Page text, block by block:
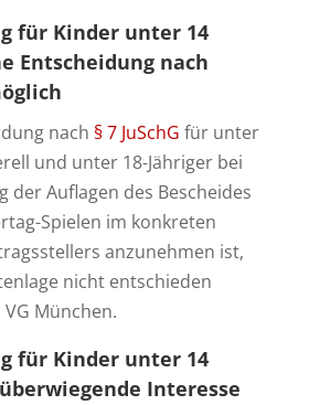
für Kinder unter 14
Entscheidung nach
nach § 7 JuSchG für unter
und unter 18-Jähriger bei
der Auflagen des Bescheides
Spielen im konkreten
anzunehmen ist,
nicht entschieden
München.
für Kinder unter 14
Interesse